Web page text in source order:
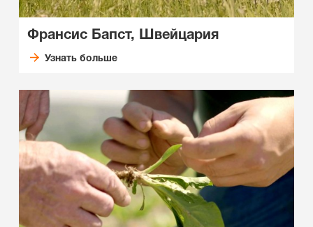
Франсис Бапст, Швейцария
Узнать больше